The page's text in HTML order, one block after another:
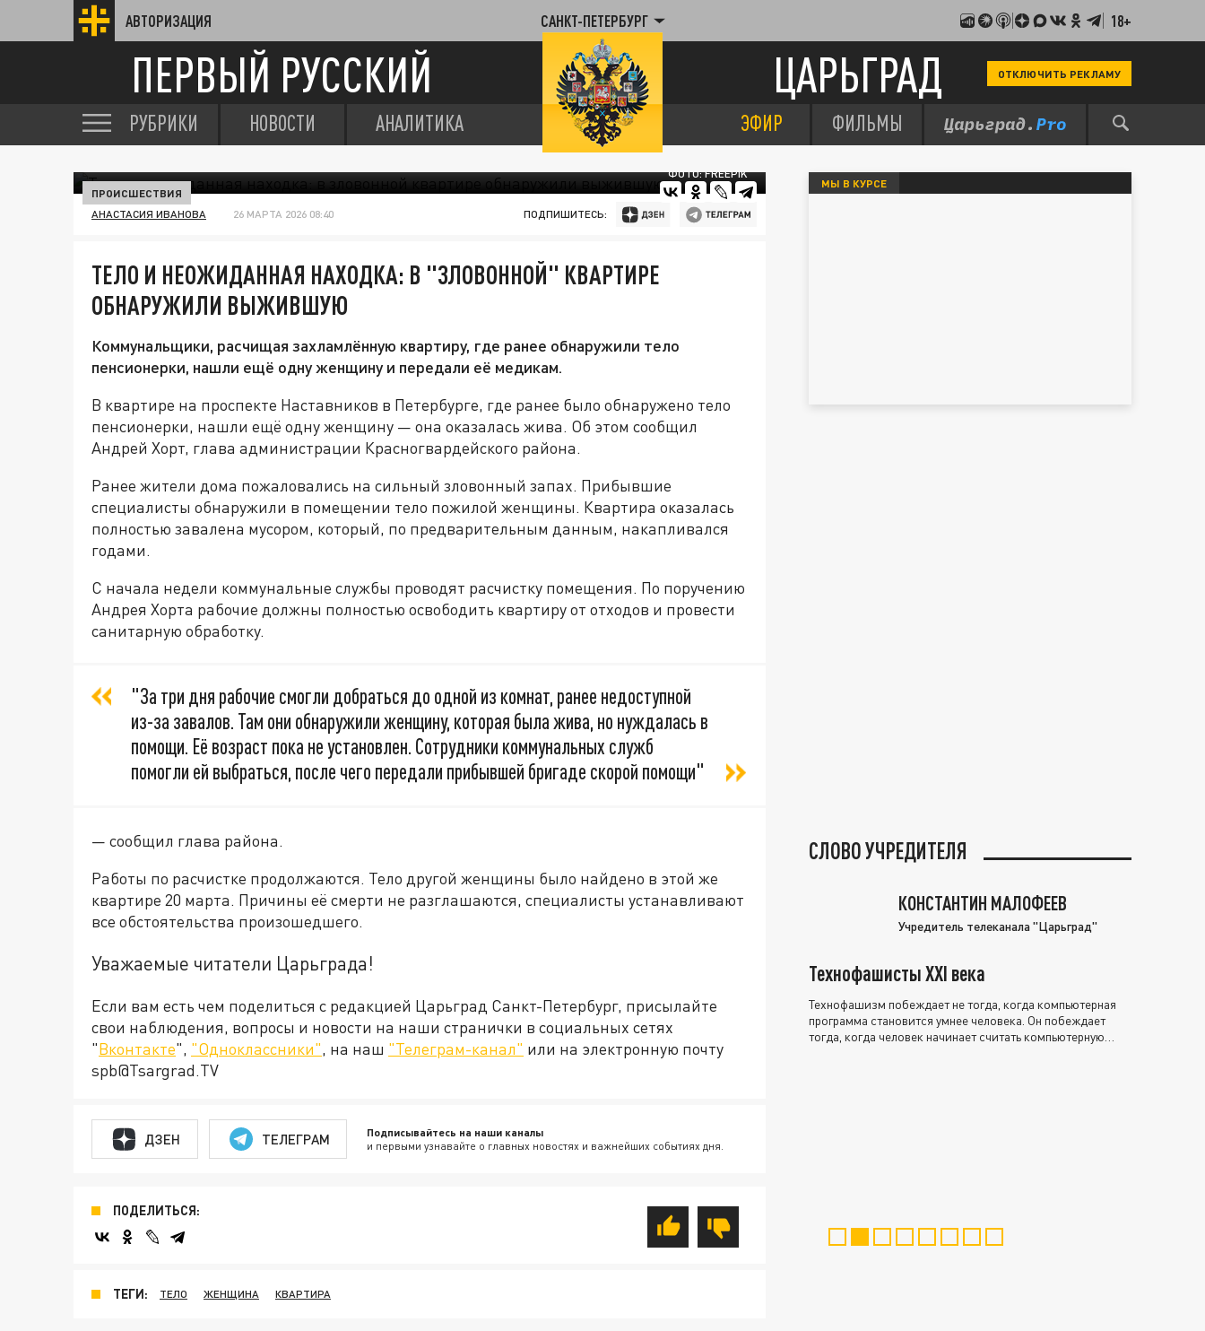
АВТОРИЗАЦИЯ САНКТ-ПЕТЕРБУРГ 18+
ПЕРВЫЙ РУССКИЙ ЦАРЬГРАД ОТКЛЮЧИТЬ РЕКЛАМУ
РУБРИКИ НОВОСТИ АНАЛИТИКА ЭФИР ФИЛЬМЫ
ФОТО: FREEPIK
ПРОИСШЕСТВИЯ
АНАСТАСИЯ ИВАНОВА 26 МАРТА 2026 08:40 ПОДПИШИТЕСЬ:
ТЕЛО И НЕОЖИДАННАЯ НАХОДКА: В "ЗЛОВОННОЙ" КВАРТИРЕ
ОБНАРУЖИЛИ ВЫЖИВШУЮ
Коммунальщики, расчищая захламлённую квартиру, где ранее обнаружили тело
пенсионерки, нашли ещё одну женщину и передали её медикам.
В квартире на проспекте Наставников в Петербурге, где ранее было обнаружено тело
пенсионерки, нашли ещё одну женщину — она оказалась жива. Об этом сообщил
Андрей Хорт, глава администрации Красногвардейского района.
Ранее жители дома пожаловались на сильный зловонный запах. Прибывшие
специалисты обнаружили в помещении тело пожилой женщины. Квартира оказалась
полностью завалена мусором, который, по предварительным данным, накапливался
годами.
С начала недели коммунальные службы проводят расчистку помещения. По поручению
Андрея Хорта рабочие должны полностью освободить квартиру от отходов и провести
санитарную обработку.
"За три дня рабочие смогли добраться до одной из комнат, ранее недоступной
из-за завалов. Там они обнаружили женщину, которая была жива, но нуждалась в
помощи. Её возраст пока не установлен. Сотрудники коммунальных служб
помогли ей выбраться, после чего передали прибывшей бригаде скорой помощи"
— сообщил глава района.
Работы по расчистке продолжаются. Тело другой женщины было найдено в этой же
квартире 20 марта. Причины её смерти не разглашаются, специалисты устанавливают
все обстоятельства произошедшего.
Уважаемые читатели Царьграда!
Если вам есть чем поделиться с редакцией Царьград Санкт-Петербург, присылайте
свои наблюдения, вопросы и новости на наши странички в социальных сетях
"Вконтакте", "Одноклассники", на наш "Телеграм-канал" или на электронную почту
spb@Tsargrad.TV
ДЗЕН ТЕЛЕГРАМ Подписывайтесь на наши каналы
и первыми узнавайте о главных новостях и важнейших событиях дня.
ПОДЕЛИТЬСЯ:
ТЕГИ: ТЕЛО ЖЕНЩИНА КВАРТИРА
МЫ В КУРСЕ
СЛОВО УЧРЕДИТЕЛЯ
КОНСТАНТИН МАЛОФЕЕВ
Учредитель телеканала "Царьград"
Технофашисты XXI века
Технофашизм побеждает не тогда, когда компьютерная
программа становится умнее человека. Он побеждает
тогда, когда человек начинает считать компьютерную